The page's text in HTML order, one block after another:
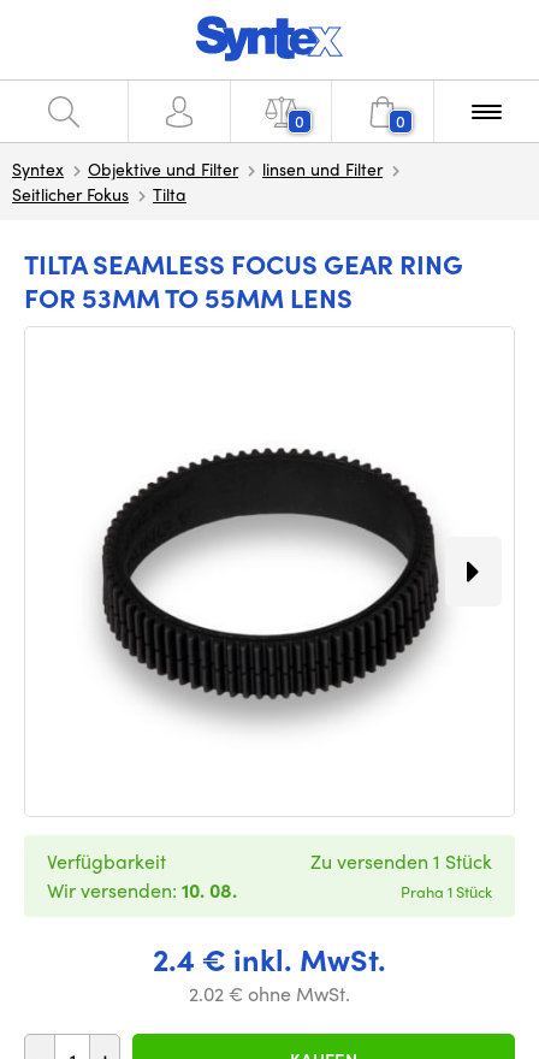
0 0
Syntex Objektive und Filter
linsen und Filter
Seitlicher Fokus
Tilta
TILTA SEAMLESS FOCUS GEAR RING
FOR 53MM TO 55MM LENS
2.4 € inkl. MwSt.
2.02 € ohne MwSt.
Verfügbarkeit
Wir versenden: 10. 08.
Zu versenden 1 Stück
Praha 1 Stück